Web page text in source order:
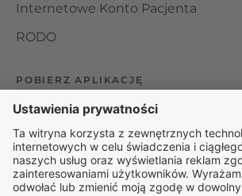
Internetowe Konto Pacjenta
RODO
POBIERZ APLIKACJĘ
Organizator udzielania świadczeń
podmiotem leczniczym w rozumieniu